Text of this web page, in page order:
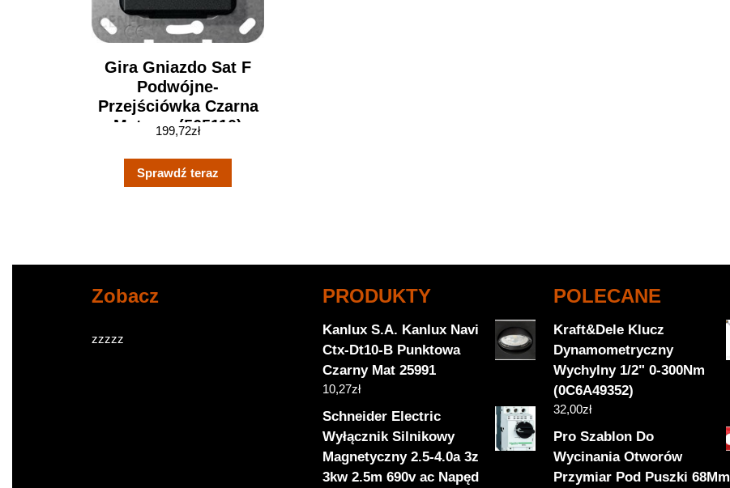
Gira Gniazdo Sat F
Podwójne-
Przejściówka Czarna
Matowa (565110)
199,72zł
Sprawdź teraz
Zobacz
zzzzz
PRODUKTY
Kanlux S.A. Kanlux Navi
Ctx-Dt10-B Punktowa
Czarny Mat 25991
10,27zł
Schneider Electric
Wyłącznik Silnikowy
Magnetyczny 2.5-4.0a 3z
3kw 2.5m 690v ac Napęd
POLECANE
Kraft&Dele Klucz
Dynamometryczny
Wychylny 1/2" 0-300Nm
(0C6A49352)
32,00zł
Pro Szablon Do
Wycinania Otworów
Przymiar Pod Puszki 68Mm